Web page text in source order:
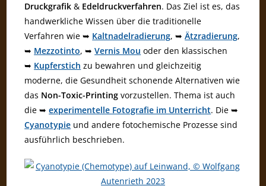
Druckgrafik & Edeldruckverfahren. Das Ziel ist es, das
handwerkliche Wissen über die traditionelle
Verfahren wie ➥ Kaltnadelradierung, ➥Ätzradierung,
➥ Mezzotinto, ➥Vernis Mou oder den klassischen
➥ Kupferstich zu bewahren und gleichzeitig
moderne, die Gesundheit schonende Alternativen wie
das Non-Toxic-Printing vorzustellen. Thema ist auch
die ➥experimentelle Fotografie im Unterricht. Die ➥
Cyanotypie und andere fotochemische Prozesse sind
ausführlich beschrieben.